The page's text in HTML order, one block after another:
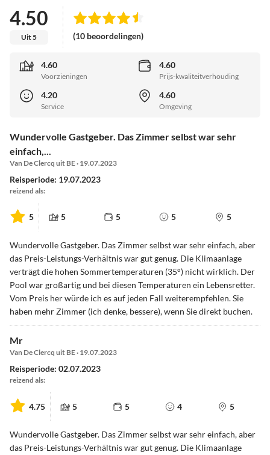
4.50
Uit 5 (10 beoordelingen)
4.60
Voorzieningen
4.60
Prijs-kwaliteitverhouding
4.20
Service
4.60
Omgeving
Wundervolle Gastgeber. Das Zimmer selbst war sehr
einfach,...
Van De Clercq uit BE · 19.07.2023
Reisperiode: 19.07.2023
reizend als:
5 5 5 5 5
Wundervolle Gastgeber. Das Zimmer selbst war sehr einfach, aber
das Preis-Leistungs-Verhältnis war gut genug. Die Klimaanlage
verträgt die hohen Sommertemperaturen (35°) nicht wirklich. Der
Pool war großartig und bei diesen Temperaturen ein Lebensretter.
Vom Preis her würde ich es auf jeden Fall weiterempfehlen. Sie
haben mehr Zimmer (ich denke, bessere), wenn Sie direkt buchen.
Mr
Van De Clercq uit BE · 19.07.2023
Reisperiode: 02.07.2023
reizend als:
4.75 5 5 4 5
Wundervolle Gastgeber. Das Zimmer selbst war sehr einfach, aber
das Preis-Leistungs-Verhältnis war gut genug. Die Klimaanlage